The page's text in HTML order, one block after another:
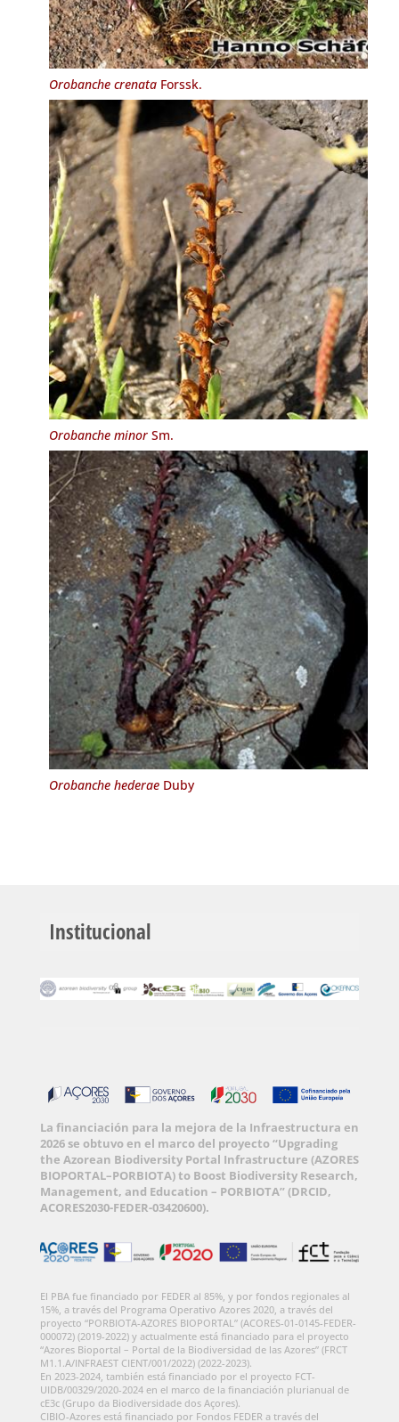
Orobanche crenataForssk.
Orobanche minorSm.
Orobanche hederaeDuby
Institucional
La financiación para la mejora de la Infraestructura en
2026 se obtuvo en el marco del proyecto “Upgrading
the Azorean Biodiversity Portal Infrastructure (AZORES
BIOPORTAL–PORBIOTA) to Boost Biodiversity Research,
Management, and Education – PORBIOTA” (DRCID,
ACORES2030-FEDER-03420600).
El PBA fue financiado por FEDER al 85%, y por fondos regionales al
15%, a través del Programa Operativo Azores 2020, a través del
proyecto “PORBIOTA-AZORES BIOPORTAL” (ACORES-01-0145-FEDER-
000072) (2019-2022) y actualmente está financiado para el proyecto
“Azores Bioportal – Portal de la Biodiversidad de las Azores” (FRCT
M1.1.A/INFRAEST CIENT/001/2022) (2022-2023).
En 2023-2024, también está financiado por el proyecto FCT-
UIDB/00329/2020-2024 en el marco de la financiación plurianual de
cE3c (Grupo da Biodiversidade dos Açores).
CIBIO-Azores está financiado por Fondos FEDER a través del